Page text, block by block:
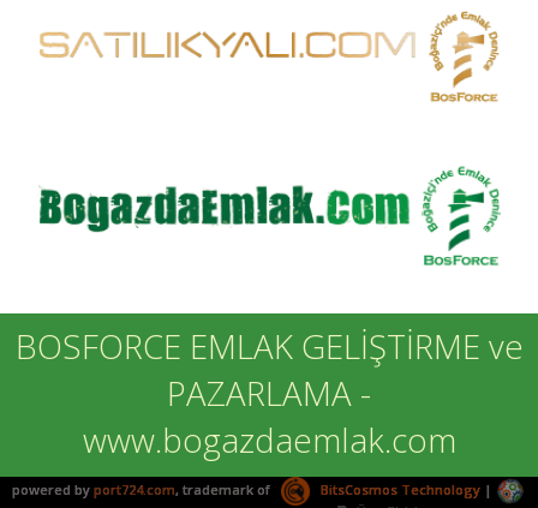
BOSFORCE EMLAK GELİŞTİRME ve
PAZARLAMA -
www.bogazdaemlak.com
powered by port724.com, trademark of BitsCosmos Technology |